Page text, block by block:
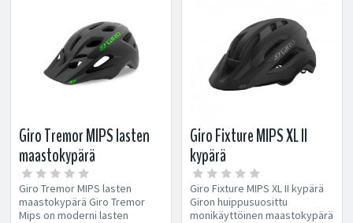
Giro Tremor MIPS lasten
maastokypärä
Giro Tremor MIPS lasten
maastokypärä Giro Tremor
Mips on moderni lasten
Giro Fixture MIPS XL II
kypärä
Giro Fixture MIPS XL II kypärä
Giron huippusuosittu
monikäyttöinen maastokypärä